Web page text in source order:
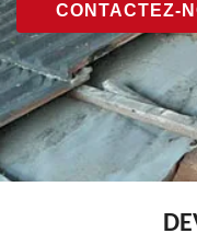
CONTACTEZ-